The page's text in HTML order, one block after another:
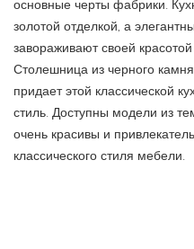
основные черты фабрики.
золотой отделкой, а
завораживают своей
Столешница из черного
придает этой классической
стиль. Доступны модели из
очень красивы и
классического стиля мебели.